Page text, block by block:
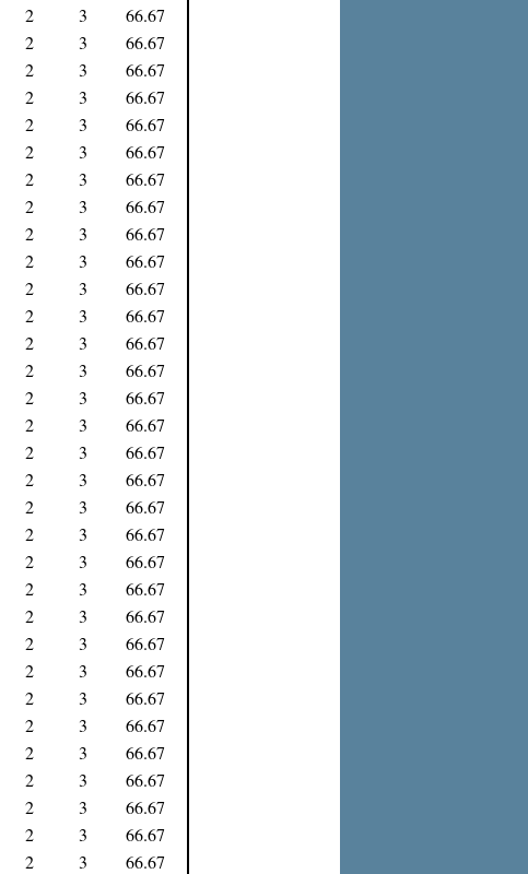
2 3
66.67
2 3
66.67
2 3
66.67
2 3
66.67
2 3
66.67
2 3
66.67
2 3
66.67
2 3
66.67
2 3
66.67
2 3
66.67
2 3
66.67
2 3
66.67
2 3
66.67
2 3
66.67
2 3
66.67
2 3
66.67
2 3
66.67
2 3
66.67
2 3
66.67
2 3
66.67
2 3
66.67
2 3
66.67
2 3
66.67
2 3
66.67
2 3
66.67
2 3
66.67
2 3
66.67
2 3
66.67
2 3
66.67
2 3
66.67
2 3
66.67
2 3
66.67